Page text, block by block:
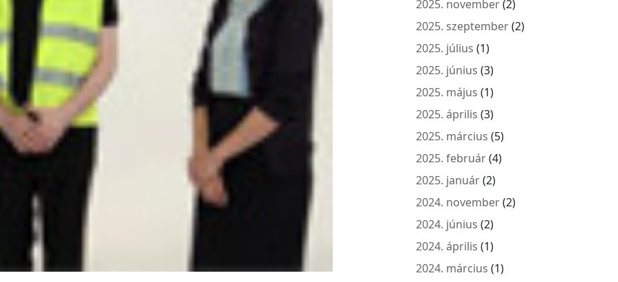
2025. november(2)
2025. szeptember(2)
2025. július (1)
2025. június (3)
2025. május (1)
2025. április (3)
2025. március (5)
2025. február(4)
2025. január(2)
2024. november(2)
2024. június (2)
2024. április (1)
2024. március (1)